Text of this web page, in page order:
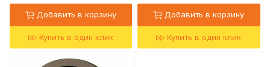
Добавить в корзину
Купить в один клик
Добавить в корзину
Купить в один клик